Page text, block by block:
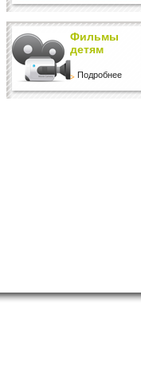
Фильмы
детям
Подробнее